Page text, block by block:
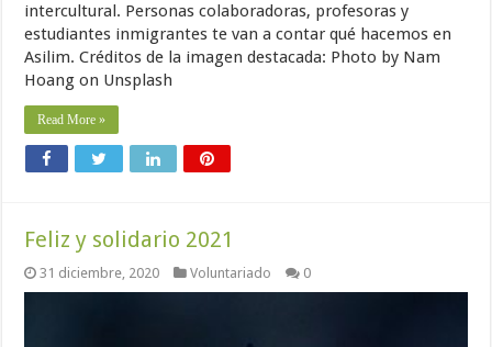
intercultural. Personas colaboradoras, profesoras y
estudiantes inmigrantes te van a contar qué hacemos en
Asilim. Créditos de la imagen destacada: Photo by Nam
Hoang on Unsplash
Read More »
Feliz y solidario 2021
31 diciembre, 2020 Voluntariado 0